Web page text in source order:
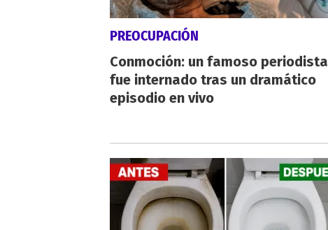
PREOCUPACIÓN
Conmoción: un famoso periodista
fue internado tras un dramático
episodio en vivo